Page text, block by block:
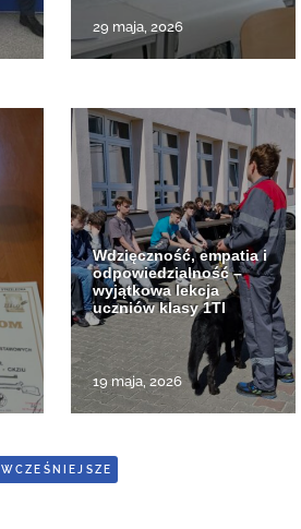
29 maja, 2026
Wdzięczność, empatia i
odpowiedzialność –
wyjątkowa lekcja
uczniów klasy 1TI
19 maja, 2026
WCZEŚNIEJSZE